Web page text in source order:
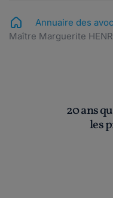
Annuaire des
Maître Marguerite
20 ans
les